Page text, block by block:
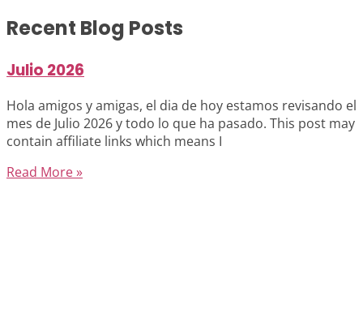
Recent Blog Posts
Julio 2026
Hola amigos y amigas, el dia de hoy estamos revisando el
mes de Julio 2026 y todo lo que ha pasado. This post may
contain affiliate links which means I
Read More »